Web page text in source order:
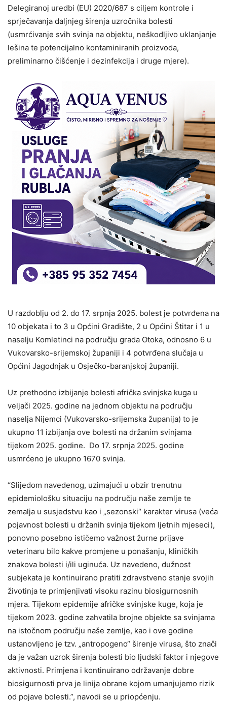
Delegiranoj uredbi (EU) 2020/687 s ciljem kontrole i
sprječavanja daljnjeg širenja uzročnika bolesti
(usmrćivanje svih svinja na objektu, neškodljivo uklanjanje
lešina te potencijalno kontaminiranih proizvoda,
preliminarno čišćenje i dezinfekcija i druge mjere).
U razdoblju od 2. do 17. srpnja 2025. bolest je potvrđena na
10 objekata i to 3 u Općini Gradište, 2 u Općini Štitar i 1 u
naselju Komletinci na području grada Otoka, odnosno 6 u
Vukovarsko-srijemskoj županiji i 4 potvrđena slučaja u
Općini Jagodnjak u Osječko-baranjskoj županiji.
Uz prethodno izbijanje bolesti afrička svinjska kuga u
veljači 2025. godine na jednom objektu na području
naselja Nijemci (Vukovarsko-srijemska županija) to je
ukupno 11 izbijanja ove bolesti na držanim svinjama
tijekom 2025. godine. Do 17. srpnja 2025. godine
usmrćeno je ukupno 1670 svinja.
“Slijedom navedenog, uzimajući u obzir trenutnu
epidemiološku situaciju na području naše zemlje te
zemalja u susjedstvu kao i „sezonski“ karakter virusa (veća
pojavnost bolesti u držanih svinja tijekom ljetnih mjeseci),
ponovno posebno ističemo važnost žurne prijave
veterinaru bilo kakve promjene u ponašanju, kliničkih
znakova bolesti i/ili uginuća. Uz navedeno, dužnost
subjekata je kontinuirano pratiti zdravstveno stanje svojih
životinja te primjenjivati visoku razinu biosigurnosnih
mjera. Tijekom epidemije afričke svinjske kuge, koja je
tijekom 2023. godine zahvatila brojne objekte sa svinjama
na istočnom području naše zemlje, kao i ove godine
ustanovljeno je tzv. „antropogeno“ širenje virusa, što znači
da je važan uzrok širenja bolesti bio ljudski faktor i njegove
aktivnosti. Primjena i kontinuirano održavanje dobre
biosigurnosti prva je linija obrane kojom umanjujemo rizik
od pojave bolesti.”, navodi se u priopćenju.